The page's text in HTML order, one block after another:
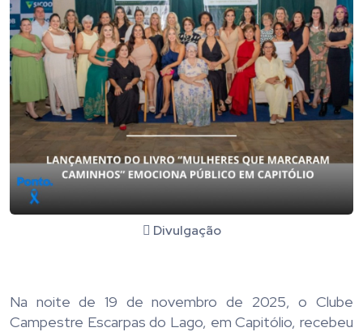
Divulgação
Na noite de 19 de novembro de 2025, o Clube
Campestre Escarpas do Lago, em Capitólio, recebeu